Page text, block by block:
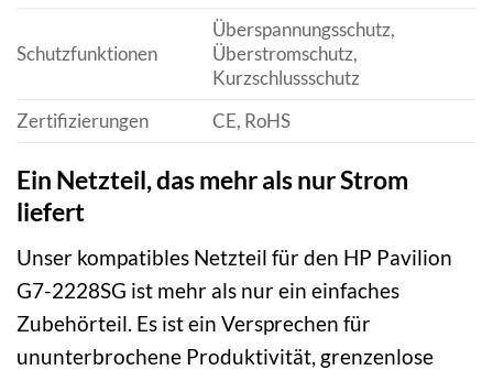
Schutzfunktionen
Überspannungsschutz,
Überstromschutz,
Kurzschlussschutz
Zertifizierungen
CE, RoHS
Ein Netzteil, das mehr als nur Strom
liefert
Unser kompatibles Netzteil für den HP Pavilion
G7-2228SG ist mehr als nur ein einfaches
Zubehörteil. Es ist ein Versprechen für
ununterbrochene Produktivität, grenzenlose